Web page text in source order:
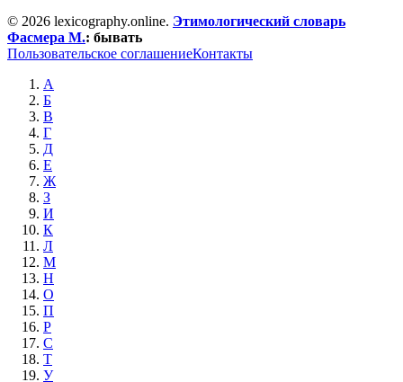
© 2026 lexicography.online. Этимологический словарь
Фасмера М.: бывать
Пользовательское соглашениеКонтакты
А
Б
В
Г
Д
Е
Ж
З
И
К
Л
М
Н
О
П
Р
С
Т
У